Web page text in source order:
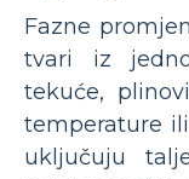
Fazne
tvari iz
tekuće,
temperature
uključuju